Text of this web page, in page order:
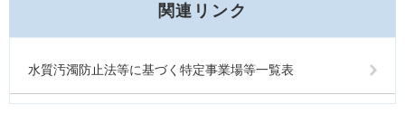
関連リンク
水質汚濁防止法等に基づく特定事業場等一覧表